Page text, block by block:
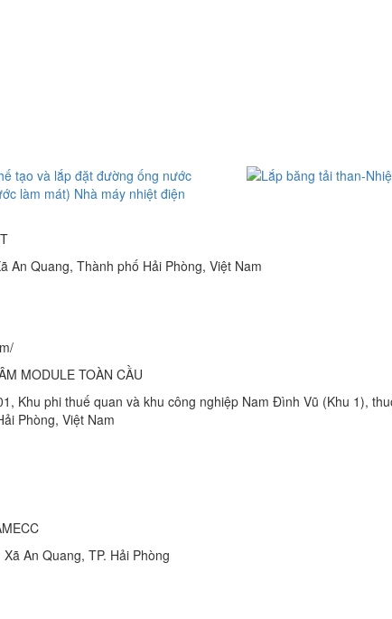
An Quang, Thành phố Hải Phòng, Việt Nam
MODULE TOÀN CẦU
Khu phi thuế quan và khu công nghiệp Nam Đình Vũ (Khu 1),
Phòng, Việt Nam
An Quang, TP. Hải Phòng